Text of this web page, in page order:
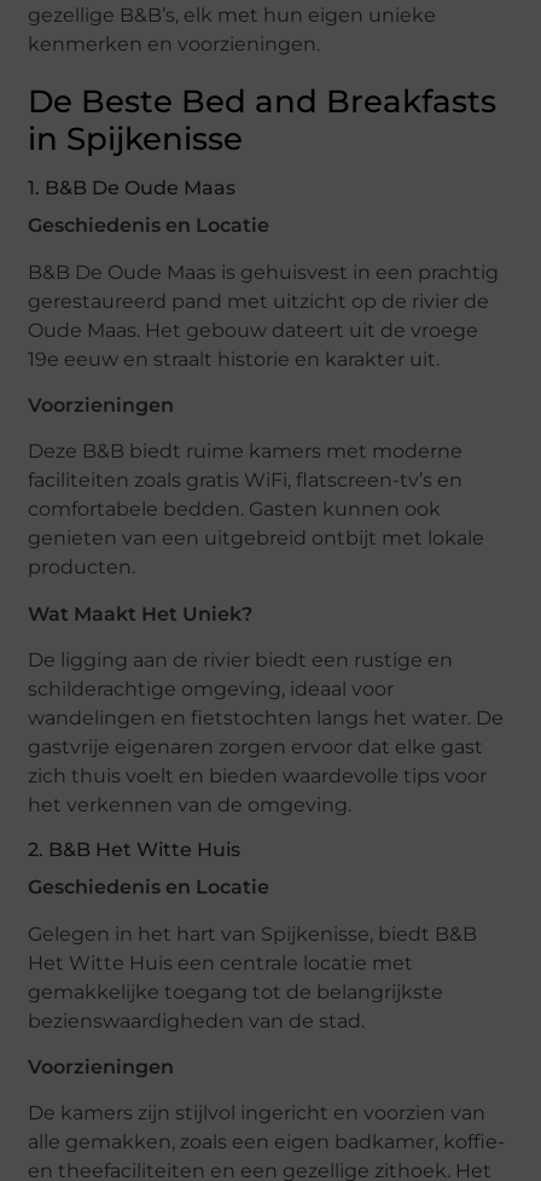
gezellige B&B’s, elk met hun eigen unieke
kenmerken en voorzieningen.
De Beste Bed and Breakfasts
in Spijkenisse
1. B&B De Oude Maas
Geschiedenis en Locatie
B&B De Oude Maas is gehuisvest in een prachtig
gerestaureerd pand met uitzicht op de rivier de
Oude Maas. Het gebouw dateert uit de vroege
19e eeuw en straalt historie en karakter uit.
Voorzieningen
Deze B&B biedt ruime kamers met moderne
faciliteiten zoals gratis WiFi, flatscreen-tv’s en
comfortabele bedden. Gasten kunnen ook
genieten van een uitgebreid ontbijt met lokale
producten.
Wat Maakt Het Uniek?
De ligging aan de rivier biedt een rustige en
schilderachtige omgeving, ideaal voor
wandelingen en fietstochten langs het water. De
gastvrije eigenaren zorgen ervoor dat elke gast
zich thuis voelt en bieden waardevolle tips voor
het verkennen van de omgeving.
2. B&B Het Witte Huis
Geschiedenis en Locatie
Gelegen in het hart van Spijkenisse, biedt B&B
Het Witte Huis een centrale locatie met
gemakkelijke toegang tot de belangrijkste
bezienswaardigheden van de stad.
Voorzieningen
De kamers zijn stijlvol ingericht en voorzien van
alle gemakken, zoals een eigen badkamer, koffie-
en theefaciliteiten en een gezellige zithoek. Het